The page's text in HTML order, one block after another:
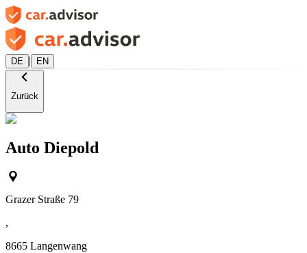
DE | EN
Zurück
Auto Diepold
Grazer Straße 79
,
8665 Langenwang